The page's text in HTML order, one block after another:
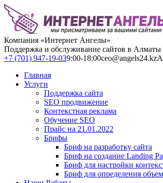
Компания «Интернет Ангелы»
Поддержка и обслуживание сайтов в Алматы
+7 (701) 947-19-039:00-18:00ceo@angels24.kz
Главная
Услуги
Поддержка сайта
SEO продвижение
Контекстная реклама
Обучение SEO
Прайс на 21.01.2022
Брифы
Бриф на разработку сайта
Бриф на создание Landing
Бриф для настройки
Бриф для определения